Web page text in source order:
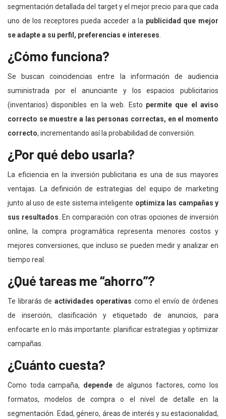
segmentación detallada del target y el mejor precio para que cada
uno de los receptores pueda acceder a la publicidad que mejor
se adapte a su perfil, preferencias e intereses
¿Cómo funciona?
Se buscan coincidencias entre la información de audiencia
suministrada por el anunciante y los espacios publicitarios
(inventarios) disponibles en la web. Esto permite que el aviso
correcto se muestre a las personas correctas, en el momento
correcto, incrementando así la probabilidad de conversión.
¿Por qué debo usarla?
La eficiencia en la inversión publicitaria es una de sus mayores
ventajas. La definición de estrategias del equipo de marketing
junto al uso de este sistema inteligente optimiza las campañas y
sus resultados . En comparación con otras opciones de inversión
online, la compra programática representa menores costos y
mejores conversiones, que incluso se pueden medir y analizar en
tiempo real.
¿Qué tareas me “ahorro”?
Te librarás de actividades operativas como el envío de órdenes
de inserción, clasificación y etiquetado de anuncios, para
enfocarte en lo más importante: planificar estrategias y optimizar
campañas.
¿Cuánto cuesta?
Como toda campaña, dependede algunos factores, como los
formatos, modelos de compra o el nivel de detalle en la
segmentación. Edad, género, áreas de interés y su estacionalidad,